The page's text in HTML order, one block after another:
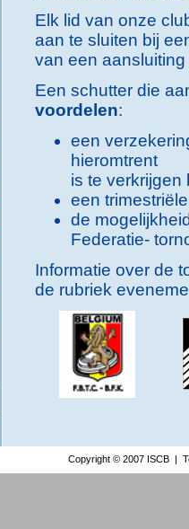
Elk lid van onze
aan te sluiten bij
van een
Een schutter die
voordelen:
een
hieromtrent
is te verkrijgen
een
de
Federatie-
Informatie over de
de rubriek
Copyright © 2007 ISCB |